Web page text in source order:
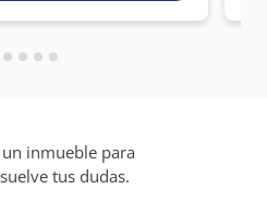
inmueble para
tus dudas.